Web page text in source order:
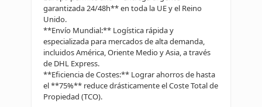
garantizada 24/48h** en toda la UE y el Reino
Unido.
**Envío Mundial:** Logística rápida y
especializada para mercados de alta demanda,
incluidos América, Oriente Medio y Asia, a través
de DHL Express.
**Eficiencia de Costes:** Lograr ahorros de hasta
el **75%** reduce drásticamente el Coste Total de
Propiedad (TCO).